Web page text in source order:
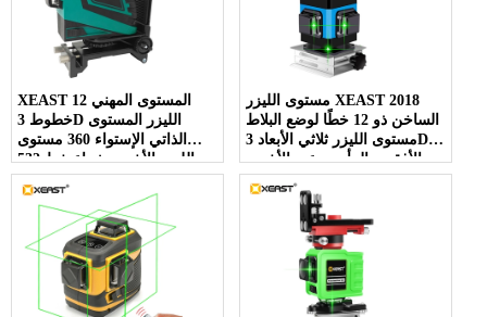
XEAST المستوى المهني 12
خطوط 3D الليزر المستوى
الذاتي الإستواء 360 مستوى
الليزر الأخضر شعاع خط 532nm
، 30 ميجا واط
مستوى الليزر XEAST 2018
الساخن ذو 12 خطًا لوضع البلاط
مستوى الليزر ثلاثي الأبعاد 3D
الأفقي والرأسي عبر الأخضر